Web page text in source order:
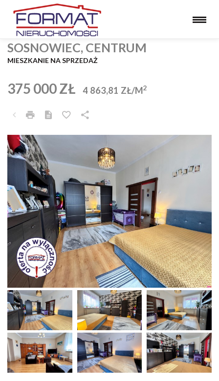
SOSNOWIEC, CENTRUM
375 000 ZŁ 4 863,81 ZŁ/M2
MIESZKANIE NA SPRZEDAŻ